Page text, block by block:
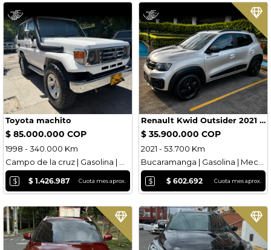
Toyota machito
$ 85.000.000 COP
1998 - 340.000 Km
Campo de la cruz | Gasolina | Mecánica
$ $ 1.426.987 Cuota mes aprox.
Renault Kwid Outsider 2021 Unico Dueno
$ 35.900.000 COP
2021 - 53.700 Km
Bucaramanga | Gasolina | Mecánica
$ $ 602.692 Cuota mes aprox.